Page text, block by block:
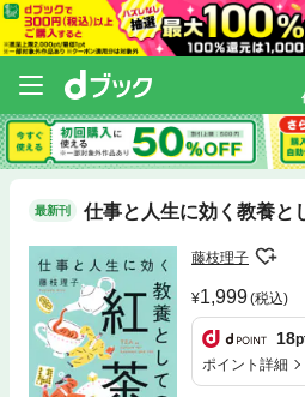
最新刊 仕事と人生に効く教養と
藤枝理子
1,999(税込)
18
ポイント詳細